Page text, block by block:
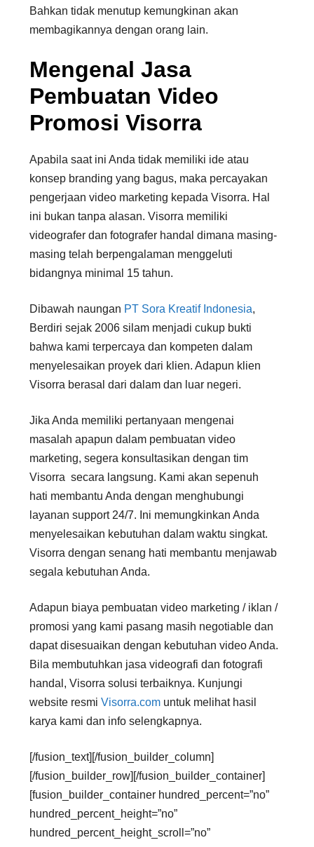
Bahkan tidak menutup kemungkinan akan
membagikannya dengan orang lain.
Mengenal Jasa
Pembuatan Video
Promosi Visorra
Apabila saat ini Anda tidak memiliki ide atau
konsep branding yang bagus, maka percayakan
pengerjaan video marketing kepada Visorra. Hal
ini bukan tanpa alasan. Visorra memiliki
videografer dan fotografer handal dimana masing-
masing telah berpengalaman menggeluti
bidangnya minimal 15 tahun.
Dibawah naungan PT Sora Kreatif Indonesia,
Berdiri sejak 2006 silam menjadi cukup bukti
bahwa kami terpercaya dan kompeten dalam
menyelesaikan proyek dari klien. Adapun klien
Visorra berasal dari dalam dan luar negeri.
Jika Anda memiliki pertanyaan mengenai
masalah apapun dalam pembuatan video
marketing, segera konsultasikan dengan tim
Visorra secara langsung. Kami akan sepenuh
hati membantu Anda dengan menghubungi
layanan support 24/7. Ini memungkinkan Anda
menyelesaikan kebutuhan dalam waktu singkat.
Visorra dengan senang hati membantu menjawab
segala kebutuhan Anda.
Adapun biaya pembuatan video marketing / iklan /
promosi yang kami pasang masih negotiable dan
dapat disesuaikan dengan kebutuhan video Anda.
Bila membutuhkan jasa videografi dan fotografi
handal, Visorra solusi terbaiknya. Kunjungi
website resmi Visorra.comuntuk melihat hasil
karya kami dan info selengkapnya.
[/fusion_text][/fusion_builder_column]
[/fusion_builder_row][/fusion_builder_container]
[fusion_builder_container hundred_percent=”no”
hundred_percent_height=”no”
hundred_percent_height_scroll=”no”